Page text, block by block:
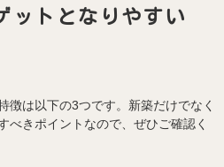
ットとなりやすい
徴は以下の3つです。新築だけでなく
べきポイントなので、ぜひご確認く